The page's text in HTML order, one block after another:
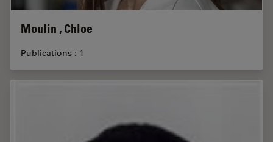
Moulin , Chloe
Publications : 1